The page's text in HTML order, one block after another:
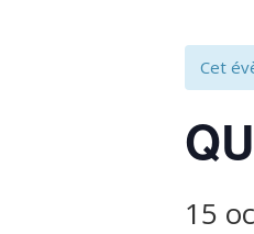
Cet
15